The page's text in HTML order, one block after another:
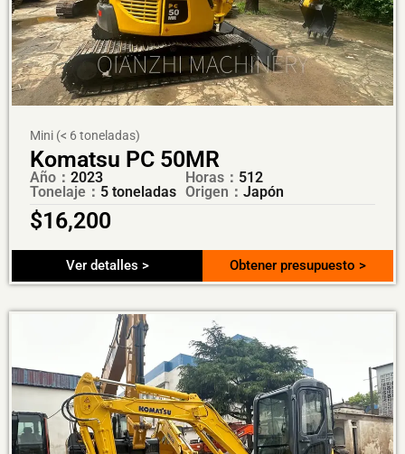
Mini (< 6 toneladas)
Komatsu PC 50MR
Año： 2023
Tonelaje： 5 toneladas
Horas： 512
Origen： Japón
$16,200
Ver detalles > Obtener presupuesto >